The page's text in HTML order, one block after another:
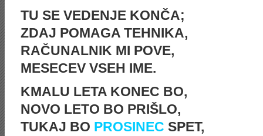
TU SE VEDENJE KONČA;
ZDAJ POMAGA TEHNIKA,
RAČUNALNIK MI POVE,
MESECEV VSEH IME.
KMALU LETA KONEC BO,
NOVO LETO BO PRIŠLO,
TUKAJ BO PROSINEC SPET,